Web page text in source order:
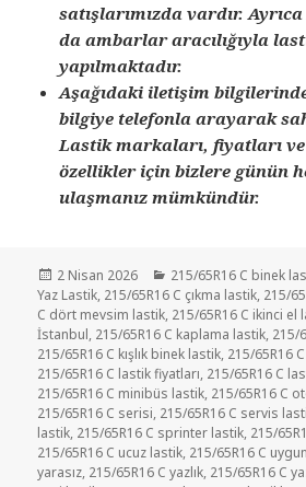
satışlarımızda vardır.
da ambarlar aracılığıyla
yapılmaktadır.
Aşağıdaki iletişim
bilgiye telefonla arayarak
Lastik markaları, fiyatları
özellikler için bizlere günün
ulaşmanız mümkündür.
Yayın
tarihi
2 Nisan 2026 Kategoriler
215/65R16 C binek
Yaz Lastik, 215/65R16 C çıkma lastik, 215/
C dört mevsim lastik, 215/65R16 C ikinci el
İstanbul, 215/65R16 C kaplama lastik, 215/
215/65R16 C kışlık binek lastik, 215/65R16
215/65R16 C lastik fiyatları, 215/65R16 C
215/65R16 C minibüs lastik, 215/65R16 C
215/65R16 C serisi, 215/65R16 C servis
lastik, 215/65R16 C sprinter lastik, 215/
215/65R16 C ucuz lastik, 215/65R16 C
yarasız, 215/65R16 C yazlık, 215/65R16 C